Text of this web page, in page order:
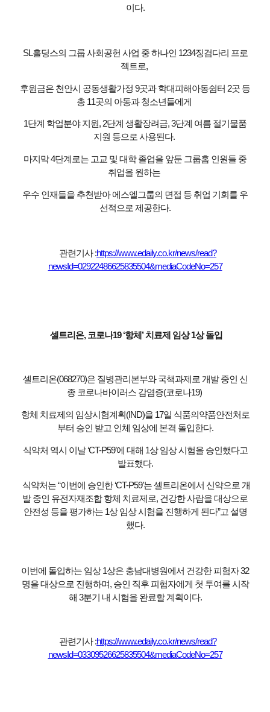
이다.
SL홀딩스의 그룹 사회공헌 사업 중 하나인 1234징검다리 프로
젝트로,
후원금은 천안시 공동생활가정 9곳과 학대피해아동쉼터 2곳 등
총 11곳의 아동과 청소년들에게
1단계 학업분야 지원, 2단계 생활장려금, 3단계 여름 절기물품
지원 등으로 사용된다.
마지막 4단계로는 고교 및 대학 졸업을 앞둔 그룹홈 인원들 중
취업을 원하는
우수 인재들을 추천받아 에스엘그룹의 면접 등 취업 기회를 우
선적으로 제공한다.
관련기사 :https://www.edaily.co.kr/news/read?
newsId=02922486625835504&mediaCodeNo=257
셀트리온, 코로나19 ‘항체’ 치료제 임상 1상 돌입
셀트리온(068270)은 질병관리본부와 국책과제로 개발 중인 신
종 코로나바이러스 감염증(코로나19)
항체 치료제의 임상시험계획(IND)을 17일 식품의약품안전처로
부터 승인 받고 인체 임상에 본격 돌입한다.
식약처 역시 이날 ‘CT-P59’에 대해 1상 임상 시험을 승인했다고
발표했다.
식약처는 “이번에 승인한 ‘CT-P59’는 셀트리온에서 신약으로 개
발 중인 유전자재조합 항체 치료제로, 건강한 사람을 대상으로
안전성 등을 평가하는 1상 임상 시험을 진행하게 된다”고 설명
했다.
이번에 돌입하는 임상 1상은 충남대병원에서 건강한 피험자 32
명을 대상으로 진행하며, 승인 직후 피험자에게 첫 투여를 시작
해 3분기 내 시험을 완료할 계획이다.
관련기사 :https://www.edaily.co.kr/news/read?
newsId=03309526625835504&mediaCodeNo=257